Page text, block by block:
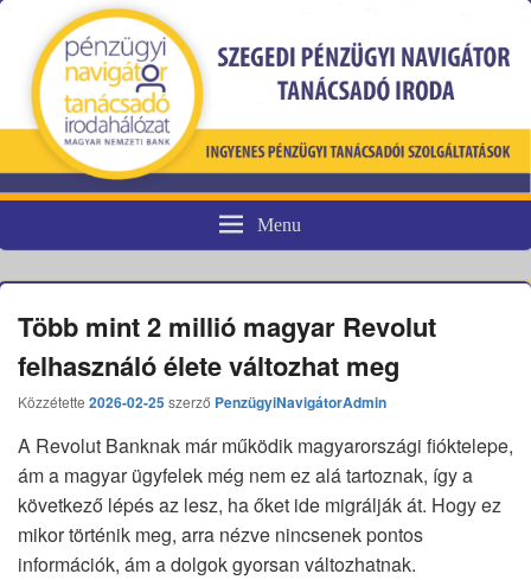
Pénzügyi fogyasztóvédelem
Menu
Több mint 2 millió magyar Revolut
felhasználó élete változhat meg
Közzétette 2026-02-25szerző PenzügyiNavigátorAdmin
A Revolut Banknak már működik magyarországi fióktelepe,
ám a magyar ügyfelek még nem ez alá tartoznak, így a
következő lépés az lesz, ha őket ide migrálják át. Hogy ez
mikor történik meg, arra nézve nincsenek pontos
információk, ám a dolgok gyorsan változhatnak.